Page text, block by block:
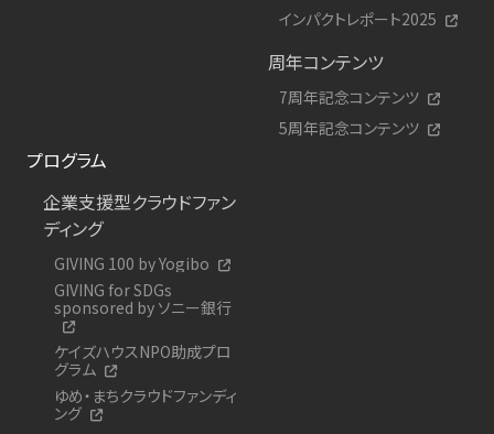
インパクトレポート2025
周年コンテンツ
7周年記念コンテンツ
5周年記念コンテンツ
プログラム
企業支援型クラウドファン
ディング
GIVING 100 by Yogibo
GIVING for SDGs
sponsored by ソニー銀行
ケイズハウスNPO助成プロ
グラム
ゆめ・まちクラウドファンディ
ング